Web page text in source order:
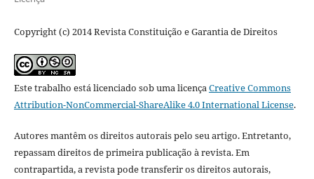
Copyright (c) 2014 Revista Constituição e Garantia de Direitos
Este trabalho está licenciado sob uma licençaCreative Commons
Attribution-NonCommercial-ShareAlike 4.0 International License.
Autores mantêm os direitos autorais pelo seu artigo. Entretanto,
repassam direitos de primeira publicação à revista. Em
contrapartida, a revista pode transferir os direitos autorais,